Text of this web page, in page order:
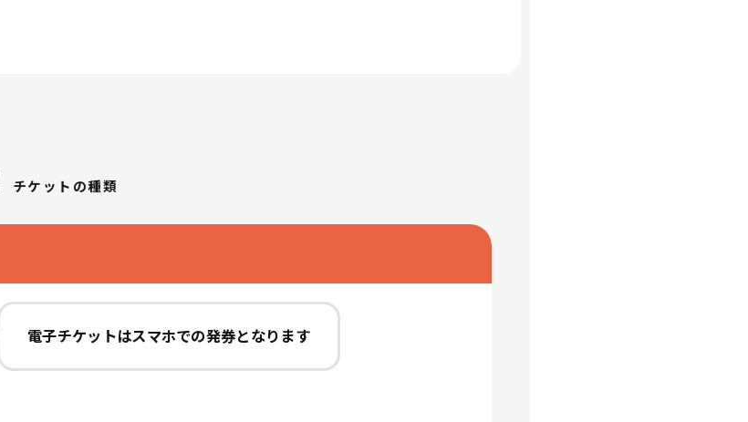
チケットの種類
電子チケットはスマホでの発券となります